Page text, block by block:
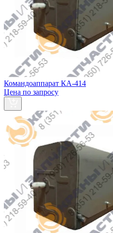
Командоаппарат КА-414
Цена по запросу